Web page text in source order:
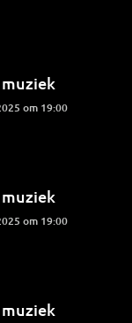
om 19:00
om 19:00